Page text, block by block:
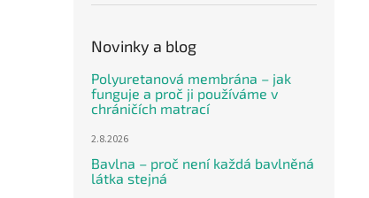
Novinky a blog
Polyuretanová membrána – jak
funguje a proč ji používáme v
chráničích matrací
2.8.2026
Bavlna – proč není každá bavlněná
látka stejná